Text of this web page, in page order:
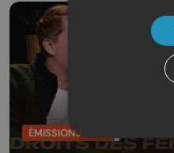
ÉMISSIONS